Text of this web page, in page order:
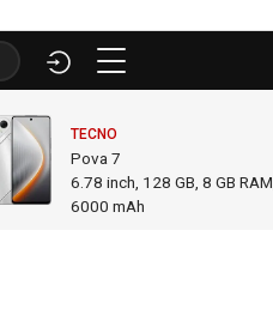
TECNO
Pova 7
6.78 inch, 128 GB, 8 GB RAM
6000 mAh